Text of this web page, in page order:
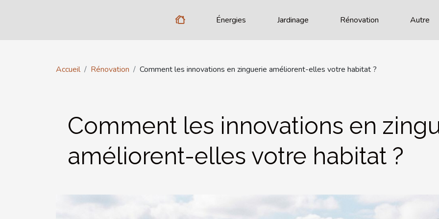
Énergies Jardinage Rénovation Autre
Accueil Rénovation Comment les innovations en zinguerie améliorent-elles votre habitat ?
Comment les innovations en
améliorent-elles votre habitat ?